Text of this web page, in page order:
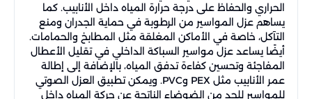
الحراري والحفاظ على درجة حرارة المياه داخل الأنابيب. كما
يساهم عزل المواسير من الرطوبة في حماية الجدران ومنع
التآكل، خاصة في الأماكن المغلقة مثل المطابخ والحمامات.
أيضًا يساعد عزل مواسير السباكة الداخلي في تقليل الأعطال
المفاجئة وتحسين كفاءة تدفق المياه، بالإضافة إلى إطالة
عمر الأنابيب مثل PEX وPVC. ويمكن تطبيق العزل الصوتي
للمواسير للحد من الضوضاء الناتجة عن حركة المياه داخل